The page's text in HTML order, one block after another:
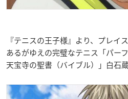
『テニスの王子様』より、プレイ
あるがゆえの完璧なテニス「パー
天宝寺の聖書（バイブル）」白石